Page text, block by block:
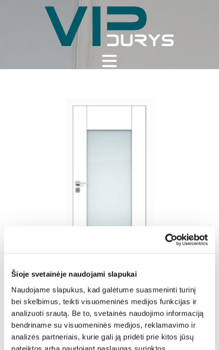
Šioje svetainėje naudojami slapukai
Naudojame slapukus, kad galėtume suasmeninti turinį
bei skelbimus, teikti visuomeninės medijos funkcijas ir
analizuoti srautą. Be to, svetainės naudojimo informaciją
bendriname su visuomeninės medijos, reklamavimo ir
analizės partneriais, kurie gali ją pridėti prie kitos jūsų
pateiktos arba naudojant paslaugas surinktos
GREITA GAMYBA